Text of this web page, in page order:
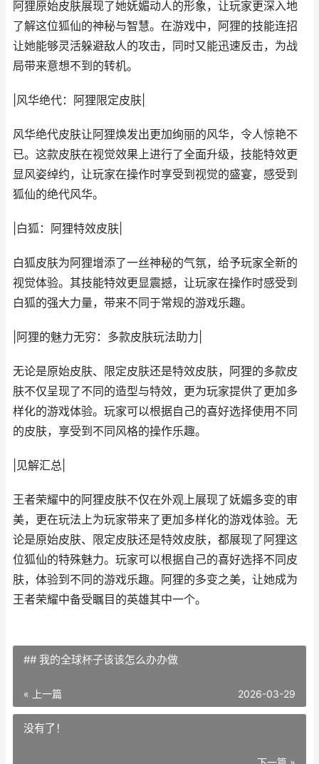
阿狸原始皮肤展现了她妩媚动人的形象，让玩家更深入地
了解这位狐仙的神秘与智慧。在游戏中，阿狸的技能连招
让她能够灵活躲避敌人的攻击，同时又能迅速反击，为战
局带来意想不到的转机。
|风华绝代：阿狸限定皮肤|
风华绝代皮肤让阿狸焕发出更加绚丽的风华，令人惊艳不
已。这款皮肤在视觉效果上进行了全面升级，技能特效更
显风姿绰约，让玩家在操作时享受到视觉的盛宴，感受到
狐仙的绝代风华。
|白狐：阿狸特效皮肤|
白狐皮肤为阿狸增添了一丝神秘的气氛，给予玩家全新的
视觉体验。其技能特效更显震撼，让玩家在操作时感受到
白狐的强大力量，带来不同于常规的游戏乐趣。
|阿狸的魅力无穷：多款皮肤玩法助力|
无论是原始皮肤、限定皮肤还是特效皮肤，阿狸的多款皮
肤不仅呈现了不同的造型与特效，更为玩家提供了更加多
样化的游戏体验。玩家可以根据自己的喜好选择使用不同
的皮肤，享受到不同风格的操作乐趣。
|见解汇总|
王者荣耀中的阿狸皮肤不仅在外观上展现了妩媚多变的审
美，更在玩法上为玩家带来了更加多样化的游戏体验。无
论是原始皮肤、限定皮肤还是特效皮肤，都展现了阿狸这
位狐仙的特殊魅力。玩家可以根据自己的喜好选择不同皮
肤，体验到不同的游戏乐趣。阿狸的多变之美，让她成为
王者荣耀中备受瞩目的英雄其中一个。
## 我的全球杯子该该怎么办办做
« 上一篇 2026-03-29
没有了！